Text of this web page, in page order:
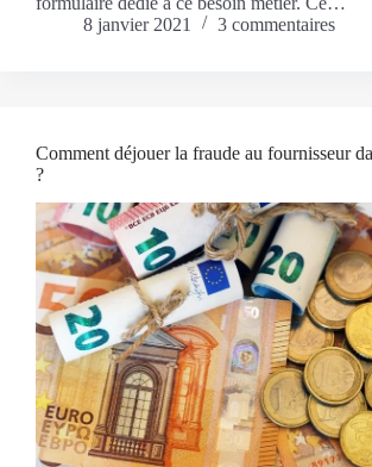
8 janvier 2021
3 commentaires
Comment déjouer la fraude au fournisseur
?